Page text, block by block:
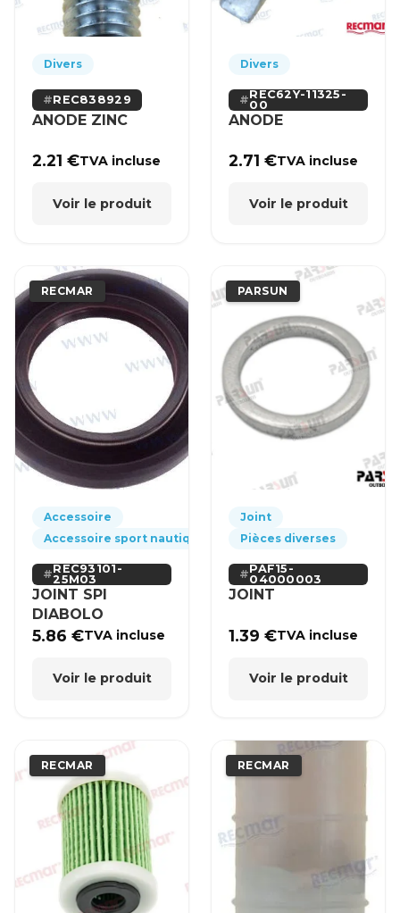
Divers
REC838929
ANODE ZINC
2.21€TVA incluse
Voir le produit
Divers
REC62Y-11325-
00
ANODE
2.71€TVA incluse
Voir le produit
RECMAR
Accessoire
Accessoire sport nautique
REC93101-
25M03
JOINT SPI
DIABOLO
5.86€TVA incluse
Voir le produit
PARSUN
Joint
Pièces diverses
PAF15-
04000003
JOINT
1.39€TVA incluse
Voir le produit
RECMAR RECMAR